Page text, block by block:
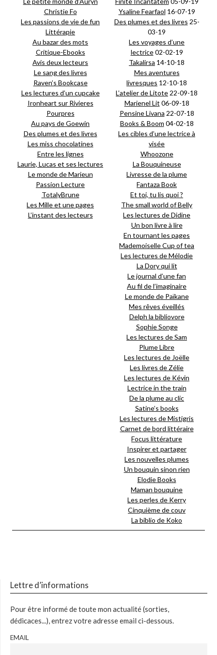
Christie Fo
Les passions de vie de fun
Littérapie
Au bazar des mots
Critique-Ebooks
Avis deux lecteurs
Le sang des livres
Raven’s Bookcase
Les lectures d’un cupcake
Ironheart sur Rivieres
Pourpres
Au pays de Goewin
Des plumes et des livres
Les miss chocolatines
Entre les lignes
Laurie, Lucas et ses lectures
Le monde de Marieun
Passion Lecture
TotalyBrune
Les Mille et une pages
L’instant des lecteurs
Ysaline Fearfaol 16-07-19
Des plumes et des livres 25-
03-19
Les voyages d’une
lectrice02-02-19
Takalirsa 14-10-18
Mes aventures
livresques 12-10-18
L’atelier de Litote 22-09-18
Marienel Lit 06-09-18
Pensine Livana 22-07-18
Books & Boom 04-02-18
Les cibles d’une lectrice à
visée
Whoozone
La Bouquineuse
Livresse de la plume
Fantaza Book
Et toi, tu lis quoi ?
The small world of Belly
Les lectures de Didine
Un bon livre à lire
En tournant les pages
Mademoiselle Cup of tea
Les lectures de Mélodie
La Dory qui lit
Le journal d’une fan
Au fil de l’imaginaire
Le monde de Païkane
Mes rêves éveillés
Delph la bibliovore
Sophie Songe
Les lectures de Sam
Plume Libre
Les lectures de Joëlle
Les livres de Zélie
Les lectures de Kévin
Lectrice in the train
De la plume au clic
Satine’s books
Les lectures de Mistigris
Carnet de bord littéraire
Focus littérature
Inspirer et partager
Les nouvelles plumes
Un bouquin sinon rien
Elodie Books
Maman bouquine
Les perles de Kerry
Cinquième de couv
La biblio de Koko
Lettre d’informations
Pour être informé de toute mon actualité (sorties,
dédicaces...), entrez votre adresse email ci-dessous.
EMAIL